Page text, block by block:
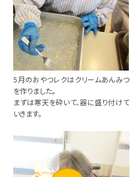
5月のおやつレクはクリームあんみつ
を作りました。
まずは寒天を砕いて、器に盛り付けて
いきます。